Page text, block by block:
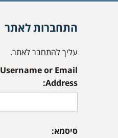
התחברות לאתר
עליך להתחבר לאתר.
Username or Email
Address:
סיסמא: